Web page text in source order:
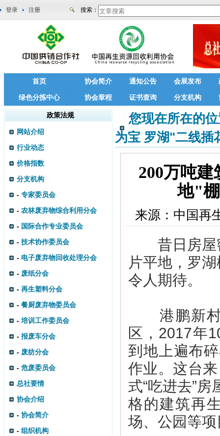
登录 注册 搜索：
首页 协会简介 通知公告 会展发布
绿色分拣中心 协会章程 证书查询 分支机构
政策法规
网站介绍
行业动态
价格指数
分支机构
- 专家委员会
- 农林废弃物综合利用分会
- 国际合作专业委员会
- 技术协作委员会
- 电子废弃物回收处理分会
- 废纸分会
- 再生塑料分会
- 餐厨废弃物委员会
-培训工作委员会
- 报废车分会
- 废纺分会
- 危废委员会
总社要情
协会介绍
- 协会简介
- 组织机构
您现在所在的
为宝 罗湖"二线
200万吨
地"
来源： 中国再
昔日房屋密
片平地，罗
令人期待。
港鹏新村
区，2017年
到地上遍布
作业。这台
式“吃进去”
格的建筑再
场、公园等